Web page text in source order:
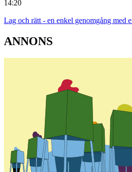
14:20
Lag och rätt - en enkel genomgång med
ANNONS